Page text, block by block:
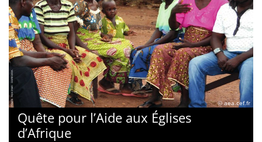
© aea.cef.fr
Quête pour l’Aide aux Églises
d’Afrique